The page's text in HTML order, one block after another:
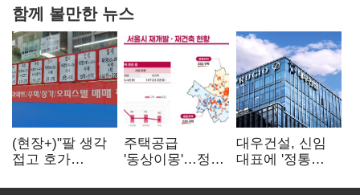
함께 볼만한 뉴스
(현장+)"팔 생각
접고 호가
똘똘한 한 채'
주택공급
'동상이몽'…정부
없으면 '공수표'
대우건설, 신임
대표에 '정통
부사장 내정